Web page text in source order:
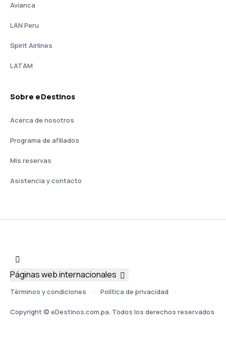
Avianca
LAN Peru
Spirit Airlines
LATAM
Sobre eDestinos
Acerca de nosotros
Programa de afiliados
Mis reservas
Asistencia y contacto
Términos y condiciones Política de privacidad
Copyright © eDestinos.com.pa. Todos los derechos reservados
Páginas web internacionales